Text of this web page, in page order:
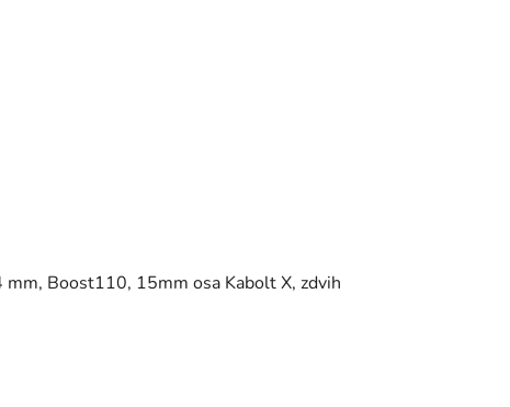
mm, Boost110, 15mm osa Kabolt X, zdvih